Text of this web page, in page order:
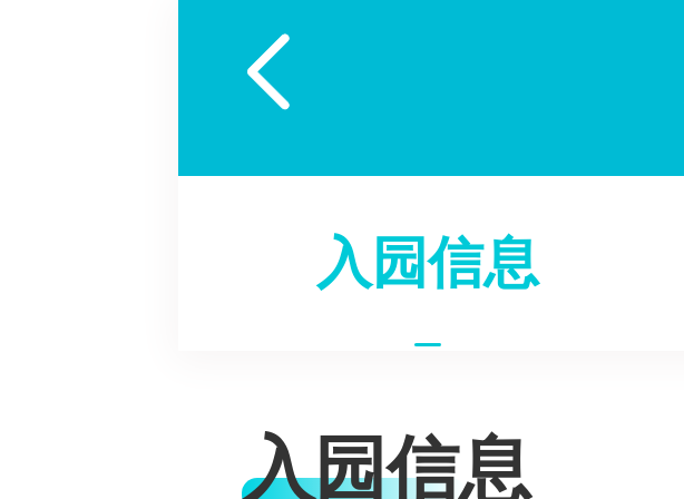

入园信息
入园信息